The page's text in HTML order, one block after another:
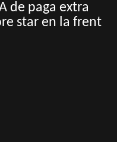
de paga extra
star en la frent